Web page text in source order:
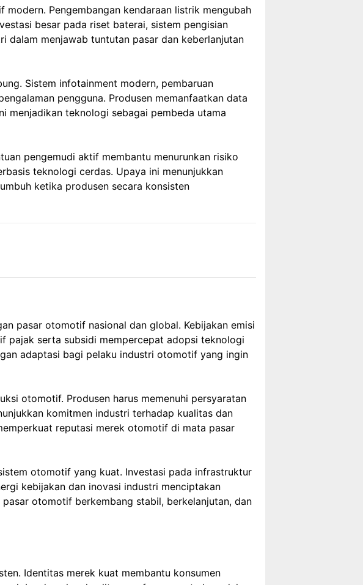
Pengembangan kendaraan listrik mengubah
besar pada riset baterai, sistem pengisian
dalam menjawab tuntutan pasar dan keberlanjutan
Sistem infotainment modern, pembaruan
pengguna. Produsen memanfaatkan data
menjadikan teknologi sebagai pembeda utama
pengemudi aktif membantu menurunkan risiko
teknologi cerdas. Upaya ini menunjukkan
ketika produsen secara konsisten
pasar otomotif nasional dan global. Kebijakan emisi
pajak serta subsidi mempercepat adopsi teknologi
adaptasi bagi pelaku industri otomotif yang ingin
otomotif. Produsen harus memenuhi persyaratan
komitmen industri terhadap kualitas dan
reputasi merek otomotif di mata pasar
otomotif yang kuat. Investasi pada infrastruktur
kebijakan dan inovasi industri menciptakan
otomotif berkembang stabil, berkelanjutan, dan
Identitas merek kuat membantu konsumen